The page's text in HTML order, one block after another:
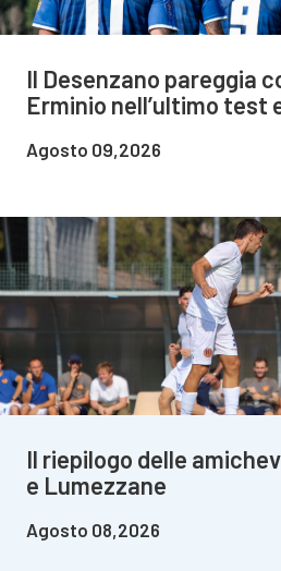
Il Desenzano pareggia
Erminio nell’ultimo test
Agosto 09,2026
Il riepilogo delle
e Lumezzane
Agosto 08,2026